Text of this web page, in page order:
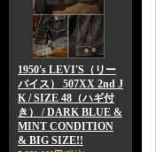
1950's LEVI'S（リー
バイス） 507XX 2nd J
K / SIZE 48（ハギ付
き） / DARK BLUE &
MINT CONDITION
& BIG SIZE!!